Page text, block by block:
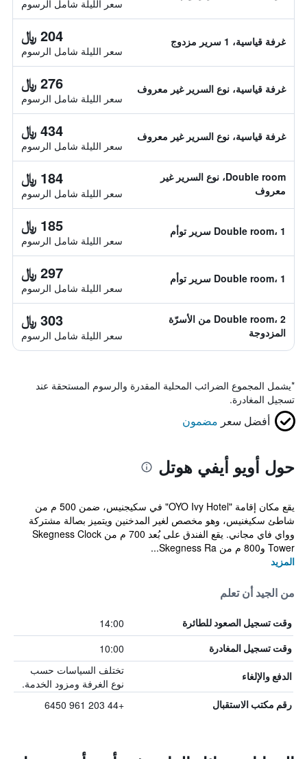
سعر الليلة شامل الرسوم
غرفة قياسية، 1 سرير مزدوج 204 ﷼
سعر الليلة شامل الرسوم
غرفة قياسية، نوع السرير غير معروف 276 ﷼
سعر الليلة شامل الرسوم
غرفة قياسية، نوع السرير غير معروف 434 ﷼
سعر الليلة شامل الرسوم
Double room، نوع السرير غير
معروف
184 ﷼
سعر الليلة شامل الرسوم
Double room، 1 سرير توأم 185 ﷼
سعر الليلة شامل الرسوم
Double room، 1 سرير توأم 297 ﷼
سعر الليلة شامل الرسوم
Double room، 2 من الأسرّة
المزدوجة
303 ﷼
سعر الليلة شامل الرسوم
*يشمل المجموع الضرائب المحلية المقدرة والرسوم المستحقة عند
تسجيل المغادرة.
أفضل سعر مضمون
حول أويو أيفي هوتل
يقع مكان إقامة "OYO Ivy Hotel" في سكيجنيس، ضمن 500 م من
شاطئ سكيغنيس، وهو مخصص لغير المدخنين ويتميز بصالة مشتركة
وواي فاي مجاني. يقع الفندق على بُعد 700 م من Skegness Clock
Tower و800 م من Skegness Ra...
المزيد
من الجيد أن تعلم
وقت تسجيل الصعود للطائرة 14:00
وقت تسجيل المغادرة 10:00
الدفع والإلغاء
تختلف السياسات حسب
نوع الغرفة ومزود الخدمة.
رقم مكتب الاستقبال +44 203 961 6450